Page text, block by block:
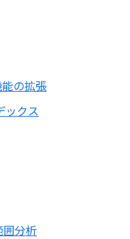
の拡張
ックス
囲分析